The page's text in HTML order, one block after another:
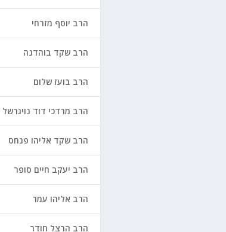
הרב יוסף מזרחי
הרב שקד בוהדנה
הרב בועז שלום
הרב מרדכי דוד נויגרשל
הרב שקד אליהו פנחס
הרב יעקב חיים סופר
הרב אליהו עמר
הרב הרצל חודר